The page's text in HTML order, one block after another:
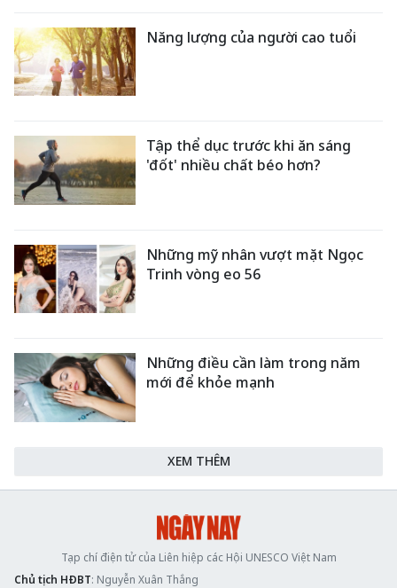
Năng lượng của người cao tuổi
Tập thể dục trước khi ăn sáng
'đốt' nhiều chất béo hơn?
Những mỹ nhân vượt mặt Ngọc
Trinh vòng eo 56
Những điều cần làm trong năm
mới để khỏe mạnh
XEM THÊM
Tạp chí điện tử của Liên hiệp các Hội UNESCO Việt Nam
Chủ tịch HĐBT: Nguyễn Xuân Thắng